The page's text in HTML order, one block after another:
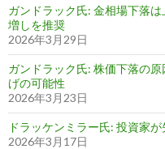
ガンドラック氏: 金相場下落
増しを推奨
2026年3月29日
ガンドラック氏: 株価下落の
げの可能性
2026年3月23日
ドラッケンミラー氏: 投資家
2026年3月17日